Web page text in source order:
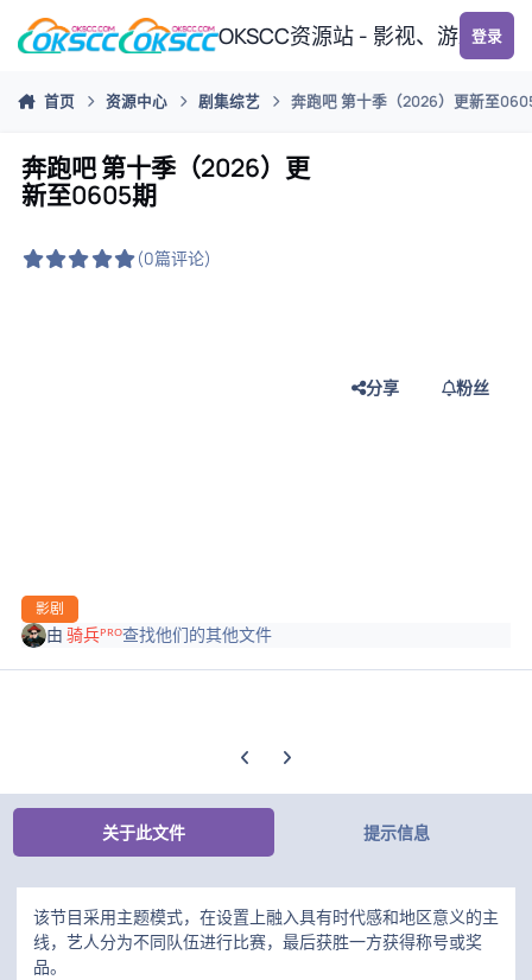
跳转到帖子
OKSCC资源站 - 影视、游戏、
登录
首页 资源中心 剧集综艺 奔跑吧 第十季（2026）更新至
奔跑吧 第十季（2026）更
新至0605期
(0篇评论)
影剧
分享 粉丝
由骑兵ᴾᴿᴼ查找他们的其他文件
上一张轮播幻灯片
下一张轮播幻灯片
关于此文件 提示信息
该节目采用主题模式，在设置上融入具有时代感和地区意义的主
线，艺人分为不同队伍进行比赛，最后获胜一方获得称号或奖
品。